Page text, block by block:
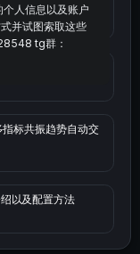
标共振趋势自动交
以及配置方法
人信息以及账户
并试图索取这些
tg群：